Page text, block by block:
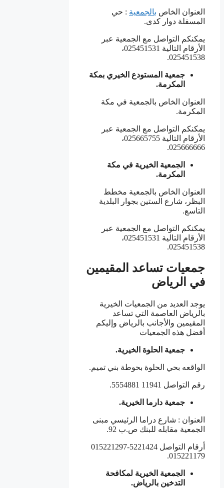
العنوان الخاص بالجمعية : حي
المسفلة دوار كدى.
يمكنكم التواصل مع الجمعية عبر
الأرقام التالية 025451531،
025451538.
جمعية المستودع الخيري بمكة
المكرمة.
العنوان الخاص بالجمعية في مكة
المكرمة.
يمكنكم التواصل مع الجمعية عبر
الأرقام التالية 025665755،
025666666.
الجمعية الخيرية في مكة
المكرمة.
العنوان الخاص بالجمعية مخطط
البظر، شارع الستين بجوار البلدية
التاسع.
يمكنكم التواصل مع الجمعية عبر
الأرقام التالية 025451531،
025451538.
جمعيات تساعد المقيمين
في الرياض
يوجد العديد من الجمعيات الخيرية
بالرياض العاصمة التي تساعد
المقيمين والأجانب بالرياض وإليكم
أفضل هذه الجمعيات
جمعية الحلوة الخيرية.
الواقعه بحي الحلوة بحوطة بني تميم.
رقم التواصل 11941 5554881.
جمعية دارما الخيرية.
العنوان : شارع دراما الرئيسي مبنى
الجمعية مقابله للبنك ص.ب 92.
أرقام التواصل 5221424-015221297
015221179.
الجمعية الخيرية لمكافحة
التدخين بالرياض.